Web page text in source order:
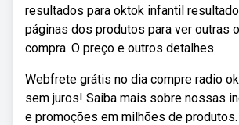
resultados para oktok infantil
páginas dos produtos para ver outras
compra. O preço e outros detalhes.
Webfrete grátis no dia compre radio
sem juros! Saiba mais sobre nossas
e promoções em milhões de